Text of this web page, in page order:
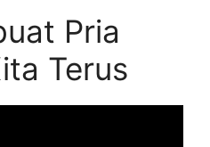
Pria
Terus